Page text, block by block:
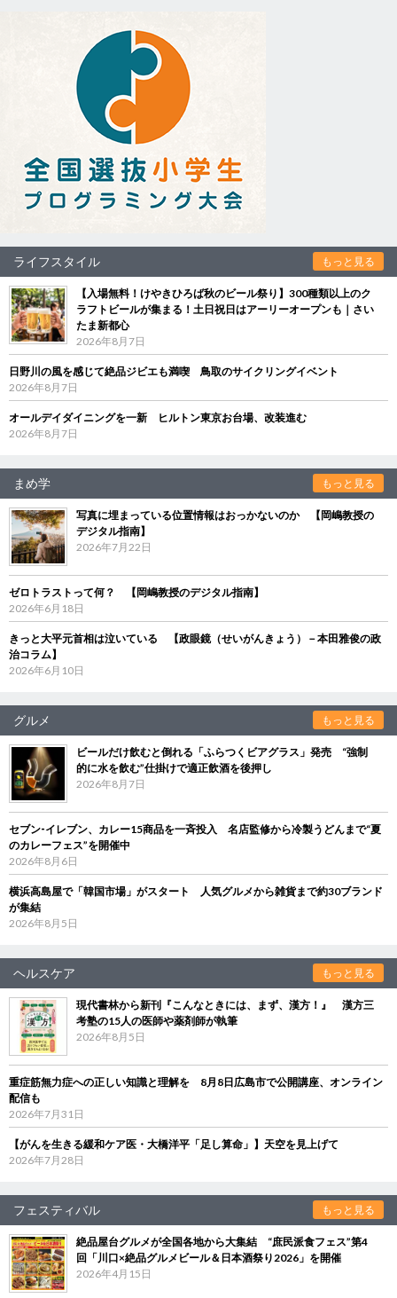
ライフスタイル もっと見る
【入場無料！けやきひろば秋のビール祭り】300種類以上のク
ラフトビールが集まる！土日祝日はアーリーオープンも｜さい
たま新都心
2026年8月7日
日野川の風を感じて絶品ジビエも満喫 鳥取のサイクリングイベント
2026年8月7日
オールデイダイニングを一新 ヒルトン東京お台場、改装進む
2026年8月7日
まめ学 もっと見る
写真に埋まっている位置情報はおっかないのか 【岡嶋教授の
デジタル指南】
2026年7月22日
ゼロトラストって何？ 【岡嶋教授のデジタル指南】
2026年6月18日
きっと大平元首相は泣いている 【政眼鏡（せいがんきょう）－本田雅俊の政
治コラム】
2026年6月10日
グルメ もっと見る
ビールだけ飲むと倒れる「ふらつくビアグラス」発売 “強制
的に水を飲む”仕掛けで適正飲酒を後押し
2026年8月7日
セブン‐イレブン、カレー15商品を一斉投入 名店監修から冷製うどんまで“夏
のカレーフェス”を開催中
2026年8月6日
横浜高島屋で「韓国市場」がスタート 人気グルメから雑貨まで約30ブランド
が集結
2026年8月5日
ヘルスケア もっと見る
現代書林から新刊『こんなときには、まず、漢方！』 漢方三
考塾の15人の医師や薬剤師が執筆
2026年8月5日
重症筋無力症への正しい知識と理解を 8月8日広島市で公開講座、オンライン
配信も
2026年7月31日
【がんを生きる緩和ケア医・大橋洋平「足し算命」】天空を見上げて
2026年7月28日
フェスティバル もっと見る
絶品屋台グルメが全国各地から大集結 “庶民派食フェス”第4
回「川口×絶品グルメビール＆日本酒祭り2026」を開催
2026年4月15日